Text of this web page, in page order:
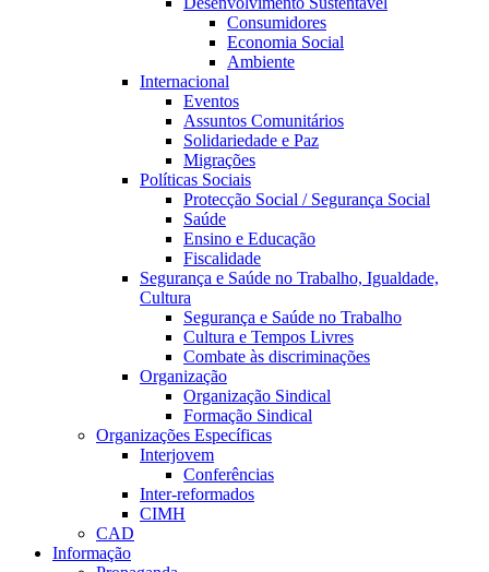
Consumidores
Economia Social
Ambiente
Internacional
Eventos
Assuntos Comunitários
Solidariedade e Paz
Migrações
Políticas Sociais
Protecção Social / Segurança Social
Saúde
Ensino e Educação
Fiscalidade
Segurança e Saúde no Trabalho, Igualdade,
Cultura
Segurança e Saúde no Trabalho
Cultura e Tempos Livres
Combate às discriminações
Organização
Organização Sindical
Formação Sindical
Organizações Específicas
Interjovem
Conferências
Inter-reformados
CIMH
CAD
Informação